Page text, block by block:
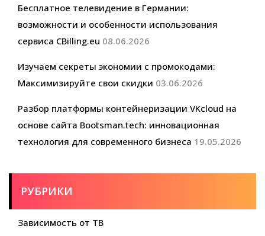
Бесплатное телевидение в Германии:
возможности и особенности использования
сервиса CBilling.eu 08.06.2026
Изучаем секреты экономии с промокодами:
Максимизируйте свои скидки 03.06.2026
Разбор платформы контейнеризации VKcloud на
основе сайта Bootsman.tech: инновационная
технология для современного бизнеса 19.05.2026
РУБРИКИ
Зависимость от ТВ